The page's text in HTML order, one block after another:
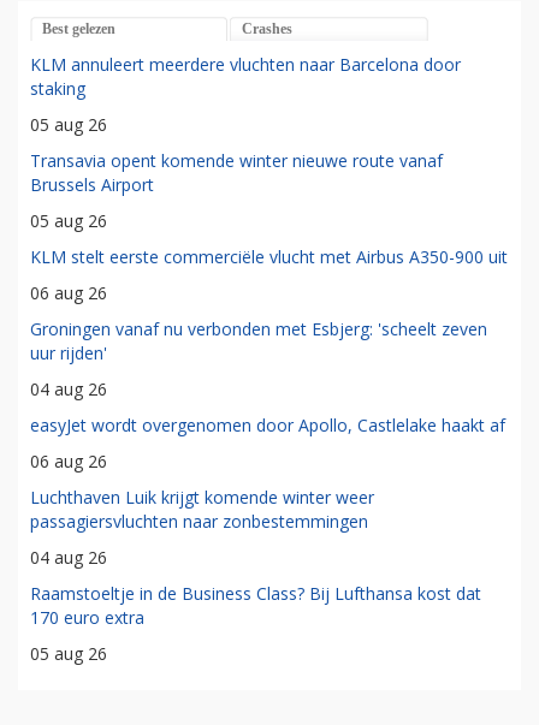
Best gelezen Crashes
KLM annuleert meerdere vluchten naar Barcelona door
staking
05 aug 26
Transavia opent komende winter nieuwe route vanaf
Brussels Airport
05 aug 26
KLM stelt eerste commerciële vlucht met Airbus A350-900 uit
06 aug 26
Groningen vanaf nu verbonden met Esbjerg: 'scheelt zeven
uur rijden'
04 aug 26
easyJet wordt overgenomen door Apollo, Castlelake haakt af
06 aug 26
Luchthaven Luik krijgt komende winter weer
passagiersvluchten naar zonbestemmingen
04 aug 26
Raamstoeltje in de Business Class? Bij Lufthansa kost dat
170 euro extra
05 aug 26